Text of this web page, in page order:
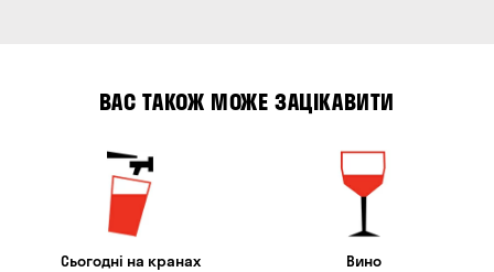
ВАС ТАКОЖ МОЖЕ ЗАЦІКАВИТИ
Сьогодні на кранах Вино